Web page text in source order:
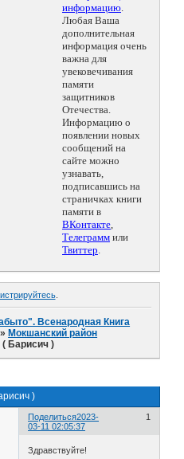
информацию.
Любая Ваша
дополнительная
информация очень
важна для
увековечивания
памяти
защитников
Отечества.
Информацию о
появлении новых
сообщений на
сайте можно
узнавать,
подписавшись на
страничках книги
памяти в
ВКонтакте,
Телеграмм или
Твиттер.
.
Всенародная Книга
» Мокшанский район
Барисич )
)
Поделиться 1
2023-
03-11 02:05:37
Здравствуйте!